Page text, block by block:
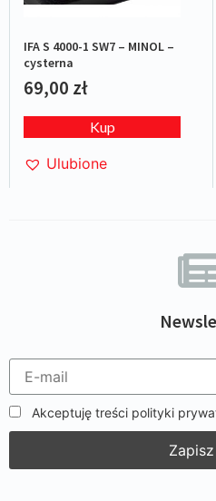
Akceptuję treści polityki
IFA S 4000-1 SW7 – MINOL –
cysterna
69,00 zł
Kup
Ulubione